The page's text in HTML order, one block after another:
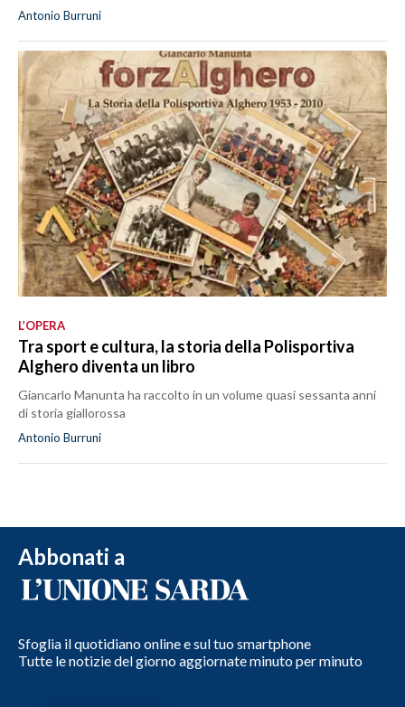
Antonio Burruni
L’OPERA
Tra sport e cultura, la storia della Polisportiva
Alghero diventa un libro
Giancarlo Manunta ha raccolto in un volume quasi sessanta anni
di storia giallorossa
Antonio Burruni
Abbonati a
Sfoglia il quotidiano online e sul tuo smartphone
Tutte le notizie del giorno aggiornate minuto per minuto